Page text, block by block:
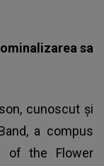
sa
cunoscut şi
a compus
of the Flower